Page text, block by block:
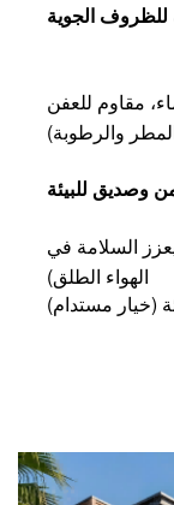
للظروف الجوية
مقاوم للعفن
والرطوبة)
وصديق للبيئة
السلامة في
الهواء الطلق)
(خيار مستدام)